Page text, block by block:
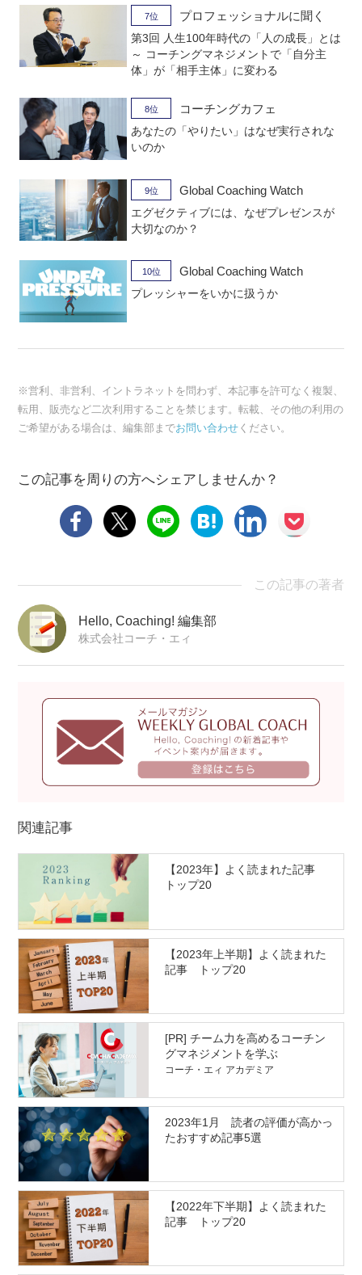
7位 プロフェッショナルに聞く
第3回 人生100年時代の「人の成長」とは
～ コーチングマネジメントで「自分主
体」が「相手主体」に変わる
8位 コーチングカフェ
あなたの「やりたい」はなぜ実行されな
いのか
9位 Global Coaching Watch
エグゼクティブには、なぜプレゼンスが
大切なのか？
10位 Global Coaching Watch
プレッシャーをいかに扱うか
※営利、非営利、イントラネットを問わず、本記事を許可なく複製、
転用、販売など二次利用することを禁じます。転載、その他の利用の
ご希望がある場合は、編集部までお問い合わせ ください。
この記事を周りの方へシェアしませんか？
この記事の著者
Hello, Coaching! 編集部
株式会社コーチ・エィ
関連記事
【2023年】よく読まれた記事
トップ20
【2023年上半期】よく読まれた
記事 トップ20
[PR] チーム力を高めるコーチン
グマネジメントを学ぶ
コーチ・エィ アカデミア
2023年1月 読者の評価が高かっ
たおすすめ記事5選
【2022年下半期】よく読まれた
記事 トップ20